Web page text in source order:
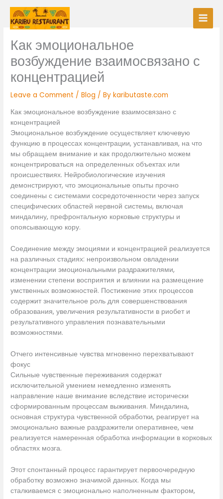
Skip
content
Как эмоциональное
возбуждение взаимосвязано с
концентрацией
Leave a Comment /Blog / Bykaributaste.com
Как эмоциональное возбуждение взаимосвязано с
концентрацией
Эмоциональное возбуждение осуществляет ключевую
функцию в процессах концентрации, устанавливая, на что
мы обращаем внимание и как продолжительно можем
концентрироваться на определенных объектах или
происшествиях. Нейробиологические изучения
демонстрируют, что эмоциональные опыты прочно
соединены с системами сосредоточенности через запуск
специфических областей нервной системы, включая
миндалину, префронтальную корковые структуры и
опоясывающую кору.
Соединение между эмоциями и концентрацией реализуется
на различных стадиях: непроизвольном овладении
концентрации эмоциональными раздражителями,
изменении степени восприятия и влиянии на размещение
умственных возможностей. Постижение этих процессов
содержит значительное роль для совершенствования
образования, увеличения результативности в риобет и
результативного управления познавательными
возможностями.
Отчего интенсивные чувства мгновенно перехватывают
фокус
Сильные чувственные переживания содержат
исключительной умением немедленно изменять
направление наше внимание вследствие исторически
сформированным процессам выживания. Миндалина,
основная структура чувственной обработки, реагирует на
эмоционально важные раздражители оперативнее, чем
реализуется намеренная обработка информации в корковых
областях мозга.
Этот спонтанный процесс гарантирует первоочередную
обработку возможно значимой данных. Когда мы
сталкиваемся с эмоционально наполненным фактором,